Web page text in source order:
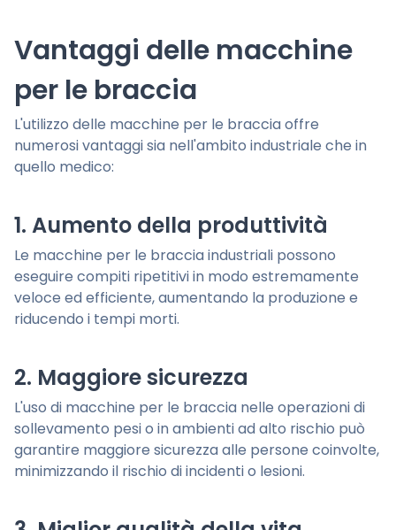
Vantaggi delle macchine
per le braccia
L'utilizzo delle macchine per le braccia offre
numerosi vantaggi sia nell'ambito industriale che in
quello medico:
1. Aumento della produttività
Le macchine per le braccia industriali possono
eseguire compiti ripetitivi in modo estremamente
veloce ed efficiente, aumentando la produzione e
riducendo i tempi morti.
2. Maggiore sicurezza
L'uso di macchine per le braccia nelle operazioni di
sollevamento pesi o in ambienti ad alto rischio può
garantire maggiore sicurezza alle persone coinvolte,
minimizzando il rischio di incidenti o lesioni.